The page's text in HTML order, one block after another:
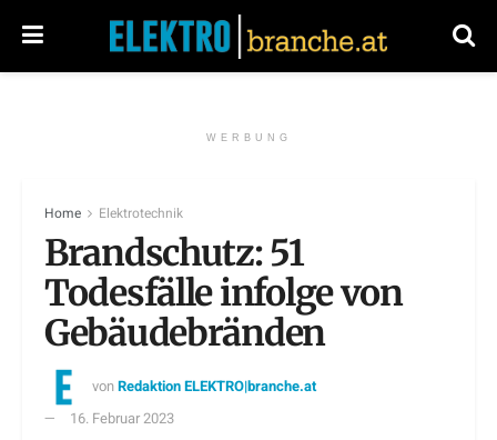
WERBUNG
Home Elektrotechnik
Brandschutz: 51
Todesfälle infolge von
Gebäudebränden
vonRedaktion ELEKTRO|branche.at
16. Februar 2023